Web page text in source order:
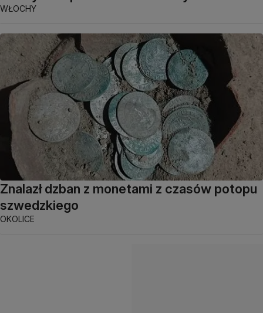
WŁOCHY
Znalazł dzban z monetami z czasów potopu
szwedzkiego
OKOLICE